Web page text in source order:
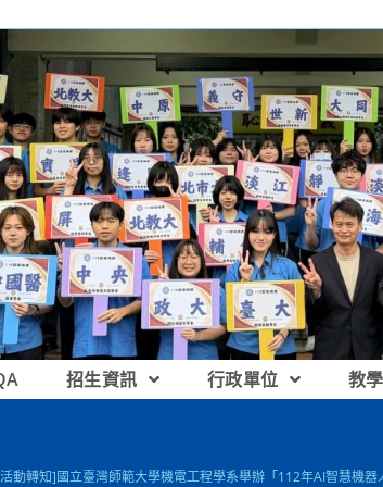
招生資訊 行政單位 教
動轉知]國立臺灣師範大學機電工程學系舉辦「112年AI智慧機器